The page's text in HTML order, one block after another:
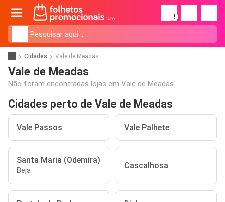
!
Cidades Vale de Meadas
Vale de Meadas
Não foram encontradas lojas em Vale de Meadas.
Cidades perto de Vale de Meadas
Vale Passos Vale Palhete
Santa Maria (Odemira)
Beja Cascalhosa